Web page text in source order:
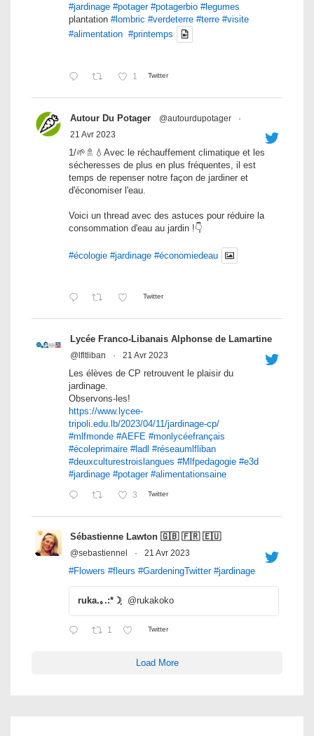
#jardinage #potager #potagerbio #legumes
plantation #lombric #verdeterre #terre #visite
#alimentation #printemps
1 Twitter
Autour Du Potager @autourdupotager
·
21 Avr 2023
1/🌱🚿💧Avec le réchauffement climatique et les
sécheresses de plus en plus fréquentes, il est
temps de repenser notre façon de jardiner et
d'économiser l'eau.
Voici un thread avec des astuces pour réduire la
consommation d'eau au jardin !👇
#écologie #jardinage #économiedeau
Twitter
Lycée Franco-Libanais Alphonse de Lamartine
@lfltliban · 21 Avr 2023
Les élèves de CP retrouvent le plaisir du
jardinage.
Observons-les!
https://www.lycee-
tripoli.edu.lb/2023/04/11/jardinage-cp/
#mlfmonde #AEFE #monlycéefrançais
#écoleprimaire #ladl #réseaumlfliban
#deuxculturestroislangues #Mlfpedagogie #e3d
#jardinage #potager #alimentationsaine
3 Twitter
Sébastienne Lawton 🇬🇧 🇫🇷 🇪🇺
@sebastiennel · 21 Avr 2023
#Flowers #fleurs #GardeningTwitter #jardinage
ruka.｡.:*☽ฺ @rukakoko
1 Twitter
Load More